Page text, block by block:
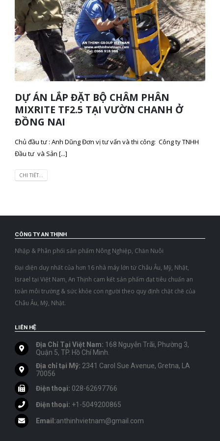
DỰ ÁN LẮP ĐẶT BỘ CHÂM PHÂN
MIXRITE TF2.5 TẠI VƯỜN CHANH Ở
ĐỒNG NAI
Chủ đầu tư : Anh Dũng Đơn vị tư vấn và thi công: Công ty TNHH
Đầu tư và Sản [...]
CHI TIẾT...
CÔNG TY AN THỊNH
Nhập & Phân phối sản phẩm Nông Nghiệp, Chăn Nuôi
Đại diện duy nhất của hơn 16 nhà máy lớn từ Châu Âu, Mỹ, Nhật,
Israel tại Việt Nam, An Thịnh cam kết sản phẩm đạt tiêu chuẩn an
toàn môi trường & sức khỏe con người theo quy định chặt chẽ của
Châu Âu, Mỹ, Nhật.
LIÊN HỆ
Địa Chỉ Tại Việt Nam: 168 Nguyễn Trãi, Phường 3,
Quận 5, TP. Hồ Chí Minh.
Địa chỉ tại Mỹ: 2341 Carol Sue Avenue, Gretna, LA
70056
Điện thoại: 028-62697766
Điện thoại: +1-5049200865
Email:anthinhvietnam@gmail.com